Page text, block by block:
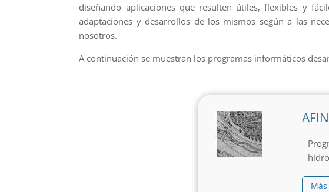
diseñando aplicaciones que resulten útiles, flexibles y
adaptaciones y desarrollos de los mismos según a las
nosotros.
A continuación se muestran los programas informáticos